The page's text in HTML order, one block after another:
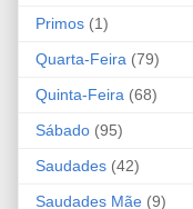
Primos (1)
Quarta-Feira (79)
Quinta-Feira (68)
Sábado (95)
Saudades (42)
Saudades Mãe (9)